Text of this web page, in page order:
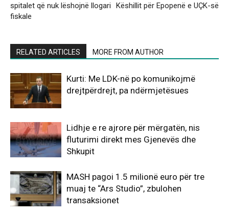
spitalet që nuk lëshojnë llogari
fiskale
Këshillit për Epopenë e UÇK-së
RELATED ARTICLES MORE FROM AUTHOR
Kurti: Me LDK-në po komunikojmë
drejtpërdrejt, pa ndërmjetësues
Lidhje e re ajrore për mërgatën, nis
fluturimi direkt mes Gjenevës dhe
Shkupit
MASH pagoi 1.5 milionë euro për tre
muaj te “Ars Studio”, zbulohen
transaksionet